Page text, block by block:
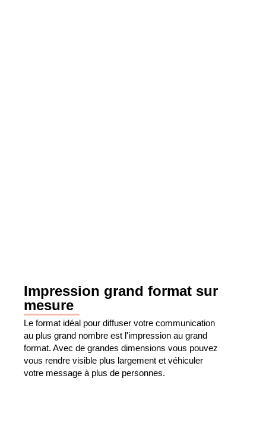
Impression grand format sur
mesure
Le format idéal pour diffuser votre communication
au plus grand nombre est l'impression au grand
format. Avec de grandes dimensions vous pouvez
vous rendre visible plus largement et véhiculer
votre message à plus de personnes.